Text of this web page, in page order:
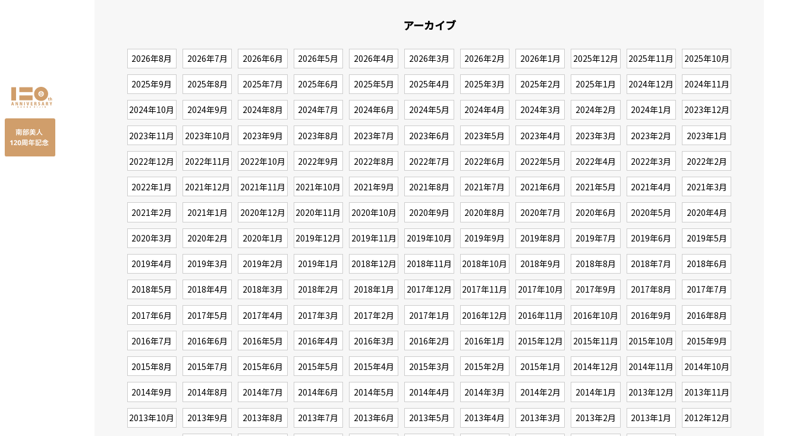
アーカイブ
2026年8月 2026年7月 2026年6月 2026年5月 2026年4月 2026年3月 2026年2月 2026年1月 2025年12月 2025年11月 2025年10月
2025年9月 2025年8月 2025年7月 2025年6月 2025年5月 2025年4月 2025年3月 2025年2月 2025年1月 2024年12月 2024年11月
2024年10月 2024年9月 2024年8月 2024年7月 2024年6月 2024年5月 2024年4月 2024年3月 2024年2月 2024年1月 2023年12月
2023年11月 2023年10月 2023年9月 2023年8月 2023年7月 2023年6月 2023年5月 2023年4月 2023年3月 2023年2月 2023年1月
2022年12月 2022年11月 2022年10月 2022年9月 2022年8月 2022年7月 2022年6月 2022年5月 2022年4月 2022年3月 2022年2月
2022年1月 2021年12月 2021年11月 2021年10月 2021年9月 2021年8月 2021年7月 2021年6月 2021年5月 2021年4月 2021年3月
2021年2月 2021年1月 2020年12月 2020年11月 2020年10月 2020年9月 2020年8月 2020年7月 2020年6月 2020年5月 2020年4月
2020年3月 2020年2月 2020年1月 2019年12月 2019年11月 2019年10月 2019年9月 2019年8月 2019年7月 2019年6月 2019年5月
2019年4月 2019年3月 2019年2月 2019年1月 2018年12月 2018年11月 2018年10月 2018年9月 2018年8月 2018年7月 2018年6月
2018年5月 2018年4月 2018年3月 2018年2月 2018年1月 2017年12月 2017年11月 2017年10月 2017年9月 2017年8月 2017年7月
2017年6月 2017年5月 2017年4月 2017年3月 2017年2月 2017年1月 2016年12月 2016年11月 2016年10月 2016年9月 2016年8月
2016年7月 2016年6月 2016年5月 2016年4月 2016年3月 2016年2月 2016年1月 2015年12月 2015年11月 2015年10月 2015年9月
2015年8月 2015年7月 2015年6月 2015年5月 2015年4月 2015年3月 2015年2月 2015年1月 2014年12月 2014年11月 2014年10月
2014年9月 2014年8月 2014年7月 2014年6月 2014年5月 2014年4月 2014年3月 2014年2月 2014年1月 2013年12月 2013年11月
2013年10月 2013年9月 2013年8月 2013年7月 2013年6月 2013年5月 2013年4月 2013年3月 2013年2月 2013年1月 2012年12月